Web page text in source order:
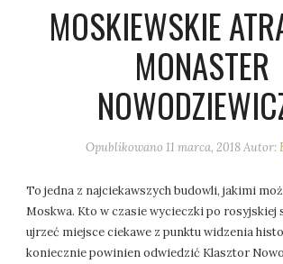
MOSKIEWSKIE
MONASTER
Opublikowano 11 marca, 2018 Autor:
To jedna z najciekawszych budowli, jakimi
Moskwa. Kto w czasie wycieczki po rosyjskiej
ujrzeć miejsce ciekawe z punktu widzenia
koniecznie powinien odwiedzić Klasztor